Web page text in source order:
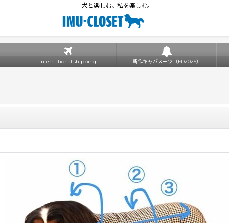
犬と楽しむ、私を楽しむ。
International shipping 新作キャバスーツ（FD2025）